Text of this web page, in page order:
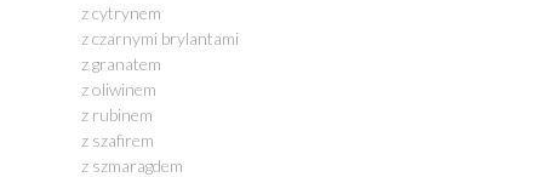
z cytrynem
z czarnymi brylantami
z granatem
z oliwinem
z rubinem
z szafirem
z szmaragdem